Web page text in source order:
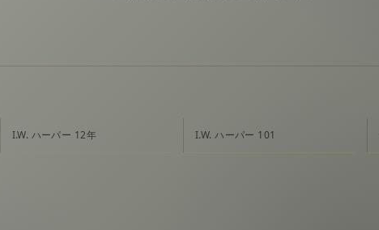
I.W. ハーパー 12年 I.W. ハーパー 101